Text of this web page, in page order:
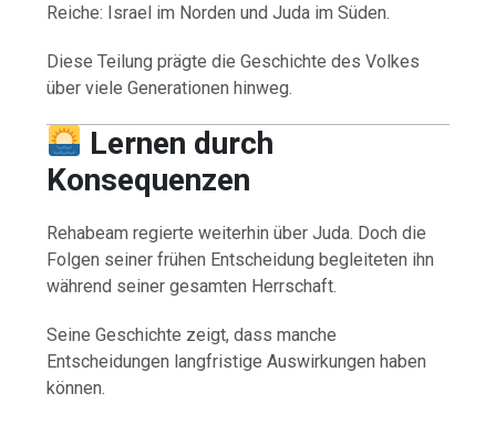
Reiche: Israel im Norden und Juda im Süden.
Diese Teilung prägte die Geschichte des Volkes
über viele Generationen hinweg.
Lernen durch
Konsequenzen
Rehabeam regierte weiterhin über Juda. Doch die
Folgen seiner frühen Entscheidung begleiteten ihn
während seiner gesamten Herrschaft.
Seine Geschichte zeigt, dass manche
Entscheidungen langfristige Auswirkungen haben
können.